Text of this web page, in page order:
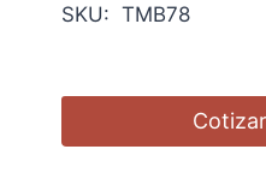
SKU: TMB78
Cotizar